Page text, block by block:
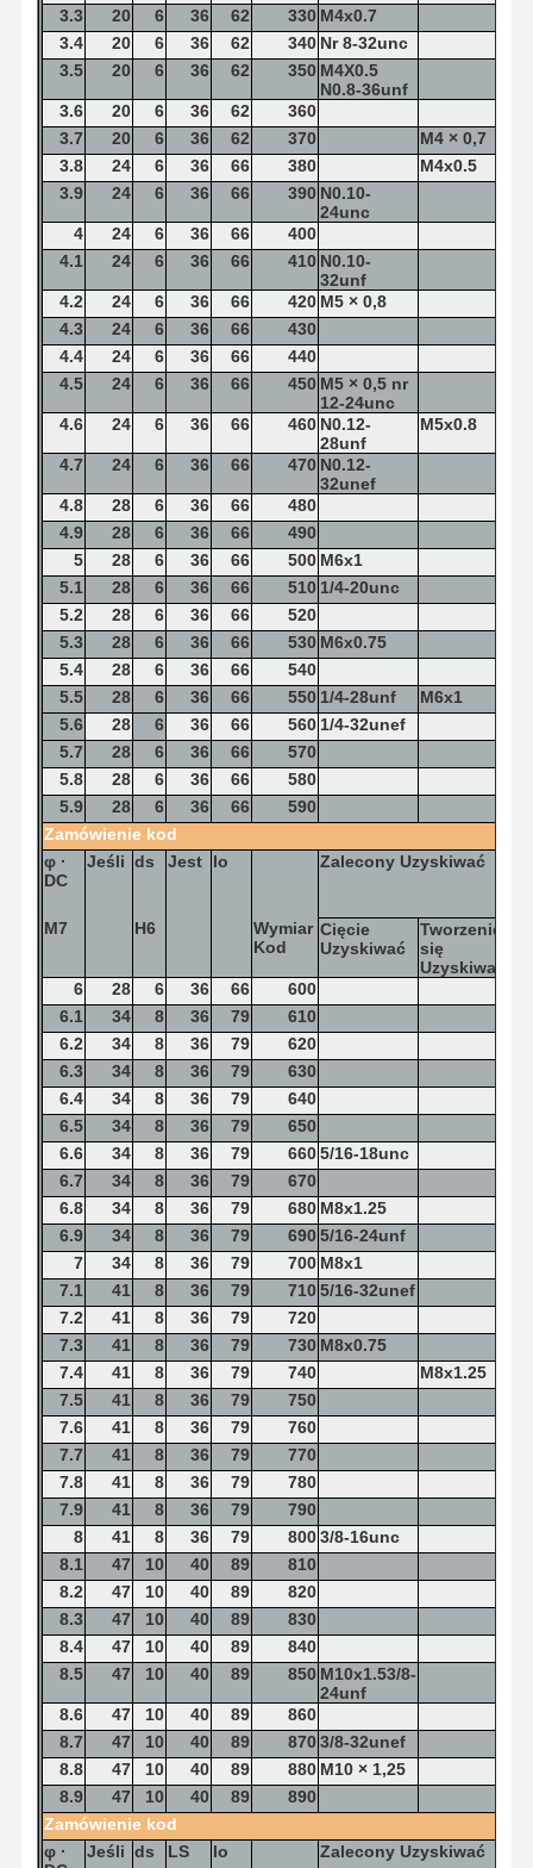
Strona
Produkty O Nas
Kontrola
Jakości
Skontaktuj
Się Z Nami
Aktualności
Rozmawiaj
Teraz.
wiertarka z węglem stałym
Wiertła do broni
BTA Wykopywanie
Wymienne wiertarki
wiertło
frezy walcowo-czołowe
Młyny końcowe ze stali nierdzewnej
Aluminiowe młyny końcowe
Świetna nudna głowa.
Szorstka nudna głowa
3.3
20 6 36 62 330 M4x0.7
3.4
20 6 36 62 340 Nr 8-32unc
3.5
20 6 36 62 350 M4X0.5
N0.8-36unf
3.6
20 6 36 62
360
3.7
20 6 36 62 370
M4 × 0,7
3.8
24 6 36 66 380
M4x0.5
3.9
24 6 36 66 390 N0.10-
24unc
4
24 6 36 66
400
4.1
24 6 36 66 410 N0.10-
32unf
4.2
24 6 36 66 420 M5 × 0,8
4.3
24 6 36 66
430
4.4
24 6 36 66
440
4.5
24 6 36 66 450 M5 × 0,5 nr
12-24unc
4.6
24 6 36 66 460 N0.12-
28unf
M5x0.8
4.7 24 6 36 66 470 N0.12-
32unef
4.8
28 6 36 66
480
4.9
28 6 36 66
490
5
28 6 36 66 500 M6x1
5.1
28 6 36 66 510 1/4-20unc
5.2
28 6 36 66
520
5.3
28 6 36 66 530 M6x0.75
5.4
28 6 36 66
540
5.5
28 6 36 66 550 1/4-28unf
M6x1
5.6
28 6 36 66 5601/4-32unef
5.7
28 6 36 66
570
5.8
28 6 36 66
580
5.9
28 6 36 66
590
Zamówienie kod
φ ·
DC
Jeśli ds Jest lo Zalecony Uzyskiwać
M7 H6
Wymiar
Kod
Cięcie
Uzyskiwać
Tworzenie
się
Uzyskiwać
6
28 6 36 66
600
6.1
34 8 36 79
610
6.2
34 8 36 79
620
6.3
34 8 36 79
630
6.4
34 8 36 79
640
6.5
34 8 36 79
650
6.6
34 8 36 79 6605/16-18unc
6.7
34 8 36 79
670
6.8
34 8 36 79 680 M8x1.25
6.9
34 8 36 79 6905/16-24unf
7
34 8 36 79 700 M8x1
7.1
41 8 36 79 7105/16-32unef
7.2
41 8 36 79
720
7.3
41 8 36 79 730 M8x0.75
7.4
41 8 36 79 740
M8x1.25
7.5
41 8 36 79
750
7.6
41 8 36 79
760
7.7
41 8 36 79
770
7.8
41 8 36 79
780
7.9
41 8 36 79
790
8
41 8 36 79 8003/8-16unc
8.1
47 10 40 89
810
8.2
47 10 40 89
820
8.3
47 10 40 89
830
8.4
47 10 40 89
840
8.5
47 10 40 89 850 M10x1.53/8-
24unf
8.6
47 10 40 89
860
8.7
47 10 40 89 8703/8-32unef
8.8
47 10 40 89 880 M10 × 1,25
8.9
47 10 40 89
890
Zamówienie kod
φ ·
Jeśli ds LS lo Zalecony Uzyskiwać